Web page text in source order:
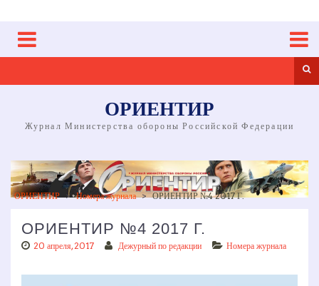
to
content
ОРИЕНТИР
Журнал Министерства обороны Российской Федерации
ОРИЕНТИР > Номера журнала > ОРИЕНТИР №4 2017 Г.
ОРИЕНТИР №4 2017 Г.
20 апреля, 2017 Дежурный по редакции Номера журнала